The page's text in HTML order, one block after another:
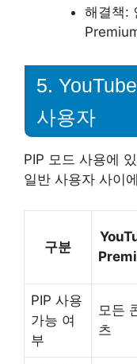
해결책:
5.
사용자
PIP 모드 사용에
일반 사용자 사이
구분
PIP 사용
가능 여
부
모든
츠